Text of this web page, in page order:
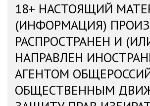
18+ НАСТОЯЩИЙ
(ИНФОРМАЦИЯ)
РАСПРОСТРАНЕН И
НАПРАВЛЕН
АГЕНТОМ
ОБЩЕСТВЕННЫМ